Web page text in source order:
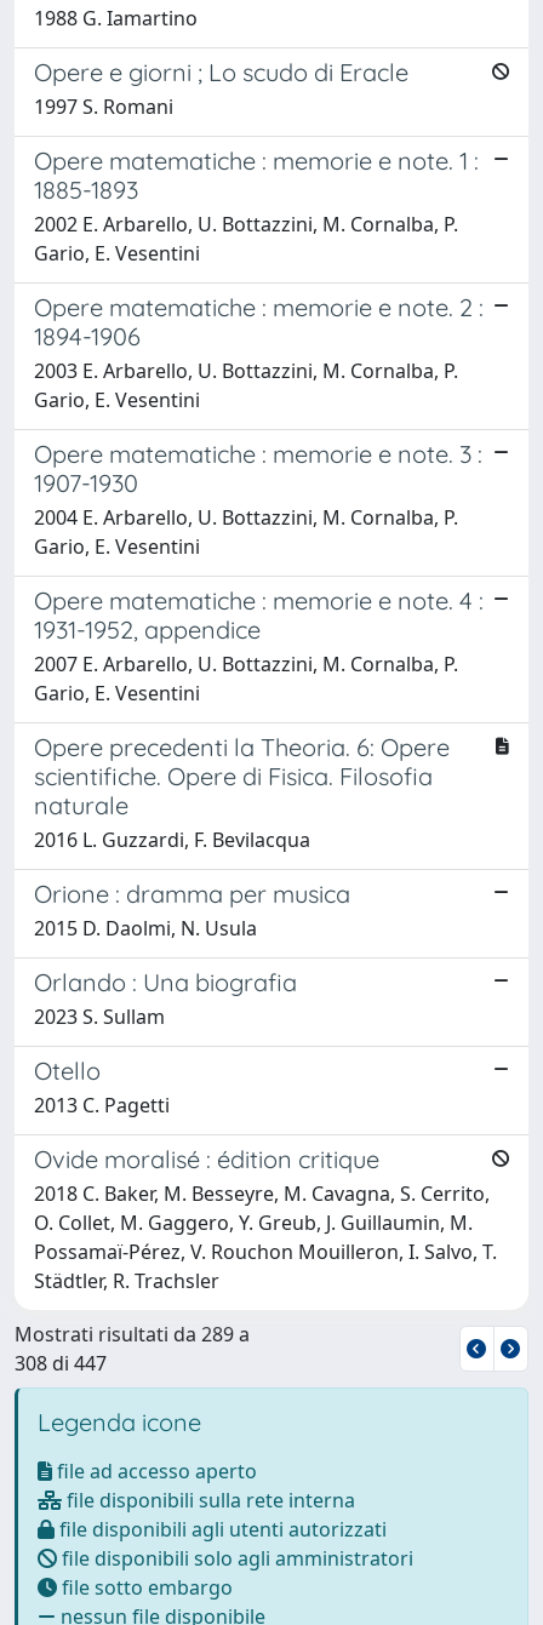
1988 G. Iamartino
Opere e giorni ; Lo scudo di Eracle
1997 S. Romani
Opere matematiche : memorie e note. 1 :
1885-1893
2002 E. Arbarello, U. Bottazzini, M. Cornalba, P.
Gario, E. Vesentini
Opere matematiche : memorie e note. 2 :
1894-1906
2003 E. Arbarello, U. Bottazzini, M. Cornalba, P.
Gario, E. Vesentini
Opere matematiche : memorie e note. 3 :
1907-1930
2004 E. Arbarello, U. Bottazzini, M. Cornalba, P.
Gario, E. Vesentini
Opere matematiche : memorie e note. 4 :
1931-1952, appendice
2007 E. Arbarello, U. Bottazzini, M. Cornalba, P.
Gario, E. Vesentini
Opere precedenti la Theoria. 6: Opere
scientifiche. Opere di Fisica. Filosofia
naturale
2016 L. Guzzardi, F. Bevilacqua
Orione : dramma per musica
2015 D. Daolmi, N. Usula
Orlando : Una biografia
2023 S. Sullam
Otello
2013 C. Pagetti
Ovide moralisé : édition critique
2018 C. Baker, M. Besseyre, M. Cavagna, S. Cerrito,
O. Collet, M. Gaggero, Y. Greub, J. Guillaumin, M.
Possamaï-Pérez, V. Rouchon Mouilleron, I. Salvo, T.
Städtler, R. Trachsler
Mostrati risultati da 289 a
308 di 447
Legenda icone
file ad accesso aperto
file disponibili sulla rete interna
file disponibili agli utenti autorizzati
file disponibili solo agli amministratori
file sotto embargo
nessun file disponibile